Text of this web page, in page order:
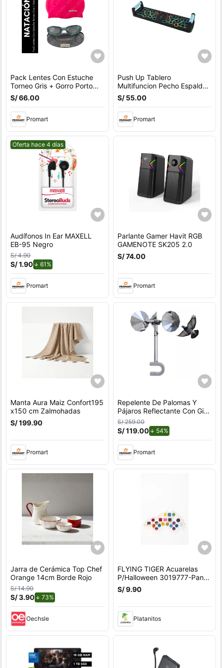
Pack Lentes Con Estuche
Torneo Gris + Gorro Porto
Fucsia
S/ 66.00
Promart
Push Up Tablero
Multifuncion Pecho Espalda
Hombros Triceps
S/ 55.00
Promart
Mejor precio.
Oferta hace 4 días
Audífonos In Ear MAXELL
EB-95 Negro
S/ 4.90
S/ 1.90 61%
Promart
Parlante Gamer Havit RGB
GAMENOTE SK205 2.0
S/ 74.00
Promart
Manta Aura Maiz Confort195
x150 cm Zalmohadas
S/ 199.90
Promart
Repelente De Palomas Y
Pájaros Reflectante Con Giro
Por Viento Para Exteriores
Con Soporte en U
S/ 259.00
S/ 119.00 54%de descuento.
Promart
Jarra de Cerámica Top Chef
Orange 14cm Borde Rojo
S/ 14.90
S/ 3.90 73%
Oechsle
FLYING TIGER Acuarelas
P/Halloween 3019777-Pant-
A
S/ 9.90
Platanitos